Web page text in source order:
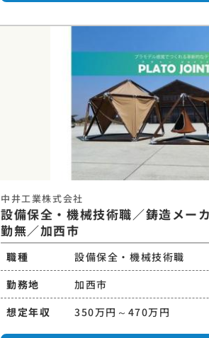
中井工業株式会社
設備保全・機械技術職／鋳造メー
勤無／加西市
職種
設備保全・機械技術職
勤務地
加西市
想定年収
350万円～470万円